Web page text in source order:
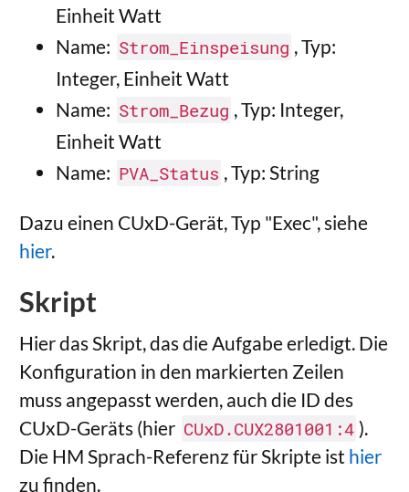
Einheit Watt
Name: Strom_Einspeisung , Typ:
Integer, Einheit Watt
Name: Strom_Bezug , Typ: Integer,
Einheit Watt
Name: PVA_Status , Typ: String
Dazu einen CUxD-Gerät, Typ "Exec", siehe
hier.
Skript
Hier das Skript, das die Aufgabe erledigt. Die
Konfiguration in den markierten Zeilen
muss angepasst werden, auch die ID des
CUxD-Geräts (hier CUxD.CUX2801001:4 ).
Die HM Sprach-Referenz für Skripte ist hier
zu finden.